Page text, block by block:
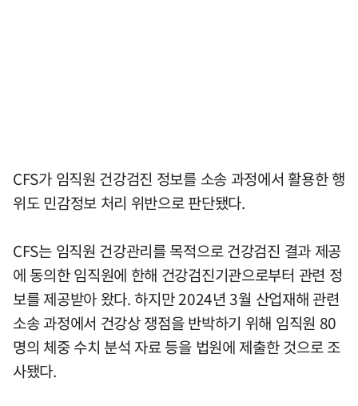
CFS가 임직원 건강검진 정보를 소송 과정에서 활용한 행
위도 민감정보 처리 위반으로 판단됐다.
CFS는 임직원 건강관리를 목적으로 건강검진 결과 제공
에 동의한 임직원에 한해 건강검진기관으로부터 관련 정
보를 제공받아 왔다. 하지만 2024년 3월 산업재해 관련
소송 과정에서 건강상 쟁점을 반박하기 위해 임직원 80
명의 체중 수치 분석 자료 등을 법원에 제출한 것으로 조
사됐다.